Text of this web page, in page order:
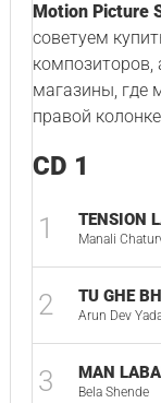
Motion Picture
советуем
композиторов,
магазины, где
правой
CD 1
1 TENSION
Manali
2 TU GHE
Arun Dev
3 MAN
Bela Shende